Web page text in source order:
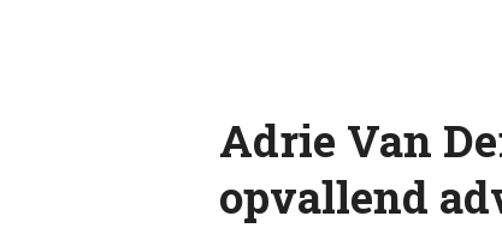
Adrie Van
opvallend